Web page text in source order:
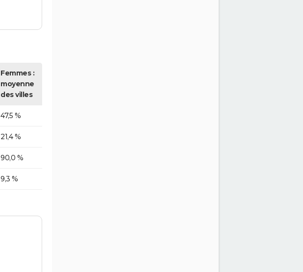
Femmes :
moyenne
des villes
47,5 %
21,4 %
90,0 %
9,3 %